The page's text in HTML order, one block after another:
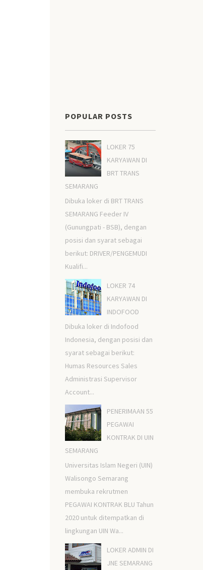
POPULAR POSTS
LOKER 75
KARYAWAN DI
BRT TRANS
SEMARANG
Dibuka loker di BRT TRANS
SEMARANG Feeder IV
(Gunungpati - BSB), dengan
posisi dan syarat sebagai
berikut: DRIVER/PENGEMUDI
Kualifi...
LOKER 74
KARYAWAN DI
INDOFOOD
Dibuka loker di Indofood
Indonesia, dengan posisi dan
syarat sebagai berikut:
Humas Resources Sales
Administrasi Supervisor
Account...
PENERIMAAN 55
PEGAWAI
KONTRAK DI UIN
SEMARANG
Universitas Islam Negeri (UIN)
Walisongo Semarang
membuka rekrutmen
PEGAWAI KONTRAK BLU Tahun
2020 untuk ditempatkan di
lingkungan UIN Wa...
LOKER ADMIN DI
JNE SEMARANG